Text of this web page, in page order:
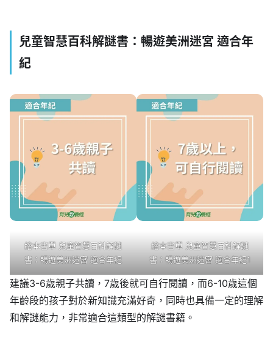
兒童智慧百科解謎書：暢遊美洲迷宮 適合年
紀
繪本書單 兒童智慧百科解謎
書：暢遊美洲迷宮 適合年紀
繪本書單 兒童智慧百科解謎
書：暢遊美洲迷宮 適合年紀1
建議3-6歲親子共讀，7歲後就可自行閱讀，而6-10歲這個
年齡段的孩子對於新知識充滿好奇，同時也具備一定的理解
和解謎能力，非常適合這類型的解謎書籍。